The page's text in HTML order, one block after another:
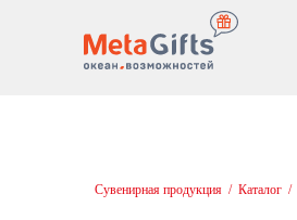
Сувенирная продукция / Каталог /